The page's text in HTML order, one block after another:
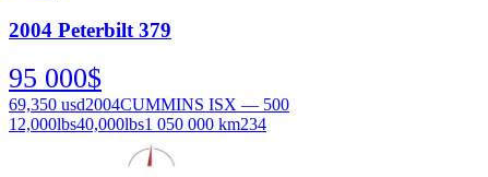
2004 Peterbilt 379
95 000$
69,350 usd2004CUMMINS ISX — 500
12,000lbs40,000lbs1 050 000 km234